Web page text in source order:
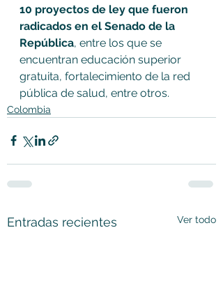
10 proyectos de ley que fueron
radicados en el Senado de la
República, entre los que se
encuentran educación superior
gratuita, fortalecimiento de la red
pública de salud, entre otros.
Colombia
Entradas recientes Ver todo